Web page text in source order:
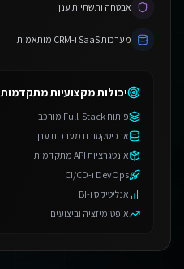
אבטחה ותשתיות ענן
מערכות SaaS ו-CRM מותאמות
יכולות מקצועיות מתקדמות
פיתוח Full-Stack מורכב
ארכיטקטורת מערכות ענן
אינטגרציות API מתקדמות
DevOps ו-CI/CD
אנליטיקס ו-BI
אופטימיזציה וביצועים